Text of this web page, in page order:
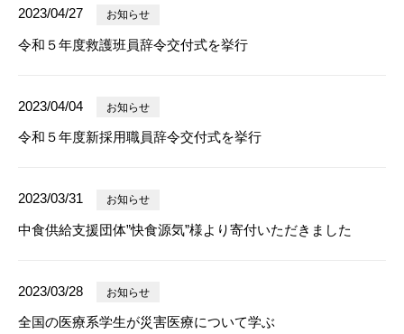
2023/04/27 お知らせ
令和５年度救護班員辞令交付式を挙行
2023/04/04 お知らせ
令和５年度新採用職員辞令交付式を挙行
2023/03/31 お知らせ
中食供給支援団体”快食源気”様より寄付いただきました
2023/03/28 お知らせ
全国の医療系学生が災害医療について学ぶ